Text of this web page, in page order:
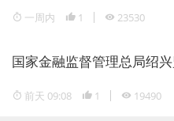
一周内 1 23530
国家金融监督管理总局绍
前天 09:08 1 19490